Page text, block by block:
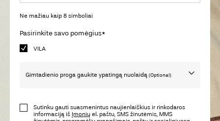
Ne mažiau kaip 8 simboliai
Pasirinkite savo pomėgius*
VILA
Gimtadienio proga gaukite ypatingą nuolaidą (Optional)
Birthday
Sutinku gauti suasmenintus naujienlaiškius ir rinkodaros
informaciją iš Įmonių el. paštu, SMS žinutėmis, MMS